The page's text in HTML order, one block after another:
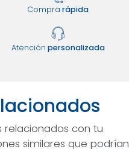
Comprarápida
Atención personalizada
relacionados con tu
similares que podrían